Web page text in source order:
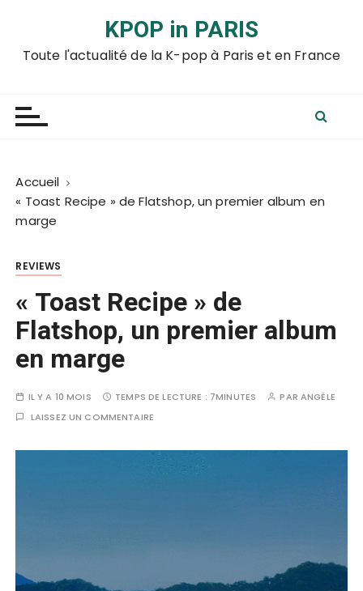
KPOP in PARIS
Toute l'actualité de la K-pop à Paris et en France
Accueil
« Toast Recipe » de Flatshop, un premier album en
marge
REVIEWS
« Toast Recipe » de
Flatshop, un premier album
en marge
IL Y A 10 MOIS TEMPS DE LECTURE : 7MINUTES PARANGÈLE
LAISSEZ UN COMMENTAIRE